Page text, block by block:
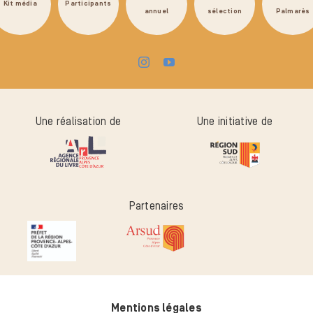
Kit média Participants
annuel
sélection
Palmarès
Une réalisation de Une initiative de
Partenaires
Mentions légales